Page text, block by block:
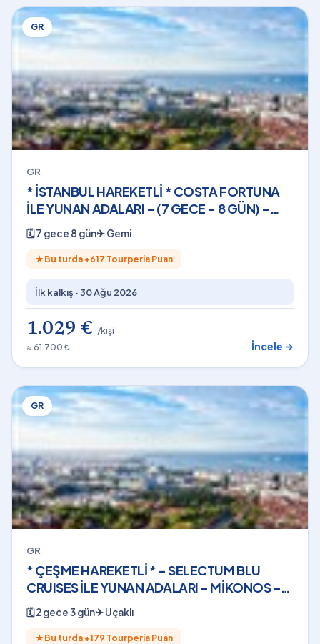
GR
GR
* İSTANBUL HAREKETLİ * COSTA FORTUNA
İLE YUNAN ADALARI - (7 GECE - 8 GÜN) -
2026
🗓7 gece 8 gün✈Gemi
★ Bu turda +617 Tourperia Puan
İlk kalkış ·30 Ağu 2026
1.029 € /kişi
≈ 61.700 ₺
İncele →
GR
GR
* ÇEŞME HAREKETLİ * - SELECTUM BLU
CRUISES İLE YUNAN ADALARI - MİKONOS -
(2 GECE - 3 GÜN) - 2026
🗓2 gece 3 gün✈Uçaklı
★ Bu turda +179 Tourperia Puan